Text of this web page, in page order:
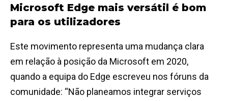
Microsoft Edge mais versátil é bom
para os utilizadores
Este movimento representa uma mudança clara
em relação à posição da Microsoft em 2020,
quando a equipa do Edge escreveu nos fóruns da
comunidade: “Não planeamos integrar serviços